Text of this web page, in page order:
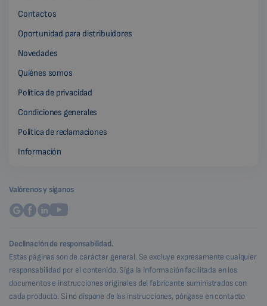
Contactos
Oportunidad para distribuidores
Novedades
Quiénes somos
Política de privacidad
Condiciones generales
Política de reclamaciones
Información
Valórenos y síganos
Declinación de responsabilidad.
Estas páginas son de carácter general. Se excluye expresamente cualquier
responsabilidad por el contenido. Siga la información facilitada en los
documentos e instrucciones originales del fabricante suministrados con
cada producto. Si no dispone de las instrucciones, póngase en contacto